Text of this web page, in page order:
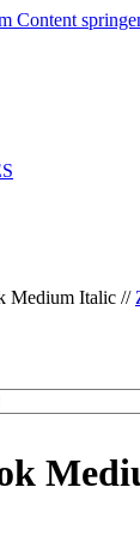
Content
Medium Italic //